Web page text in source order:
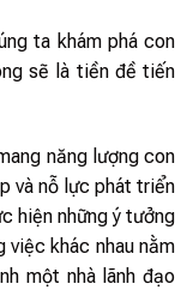
ta khám phá con
sẽ là tiền đề tiến
năng lượng con
và nỗ lực phát triển
hiện những ý tưởng
việc khác nhau nằm
một nhà lãnh đạo